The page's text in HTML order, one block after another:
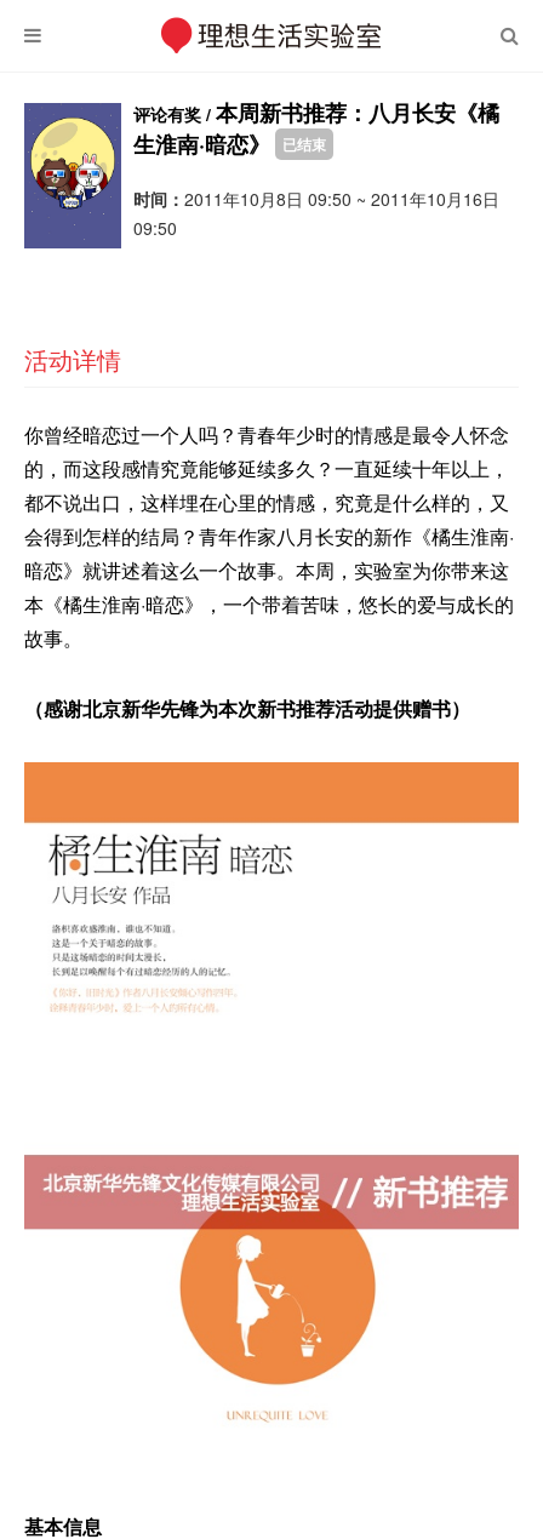
评论有奖 / 本周新书推荐：八月长安《橘
生淮南·暗恋》
已结束
时间： 2011年10月8日 09:50 ~ 2011年10月16日
09:50
活动详情
你曾经暗恋过一个人吗？青春年少时的情感是最令人怀念
的，而这段感情究竟能够延续多久？一直延续十年以上，
都不说出口，这样埋在心里的情感，究竟是什么样的，又
会得到怎样的结局？青年作家八月长安的新作《橘生淮南·
暗恋》就讲述着这么一个故事。本周，实验室为你带来这
本《橘生淮南·暗恋》，一个带着苦味，悠长的爱与成长的
故事。
（感谢北京新华先锋为本次新书推荐活动提供赠书）
基本信息